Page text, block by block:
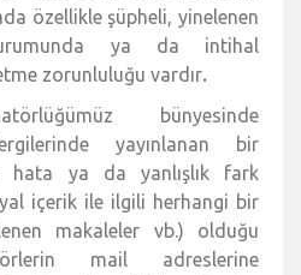
özellikle şüpheli, yinelenen
ya da intihal
zorunluluğu vardır.
bünyesinde
yayınlanan bir
hata ya da yanlışlık fark
içerik ile ilgili herhangi bir
makaleler vb.) olduğu
mail adreslerine